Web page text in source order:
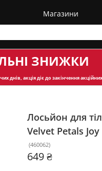
Магазини
ЗНИЖКИ
днів, акція діє до закінчення
Лосьйон для
Velvet Petals Joy
(460062)
649 ₴